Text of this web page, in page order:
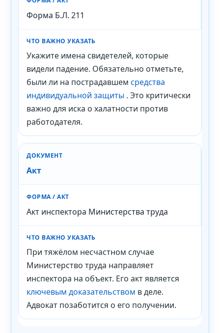
Форма Б.Л. 211
Укажите имена свидетелей, которые
видели падение. Обязательно отметьте,
были ли на пострадавшемсредства
индивидуальной защиты . Это критически
важно для иска о халатности против
работодателя.
Акт
Акт инспектора Министерства труда
При тяжёлом несчастном случае
Министерство труда направляет
инспектора на объект. Его акт является
ключевым доказательством в деле.
Адвокат позаботится о его получении.